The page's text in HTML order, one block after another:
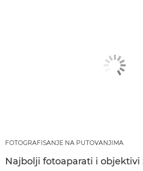
FOTOGRAFISANJE NA PUTOVANJIMA
Najbolji fotoaparati i objektivi